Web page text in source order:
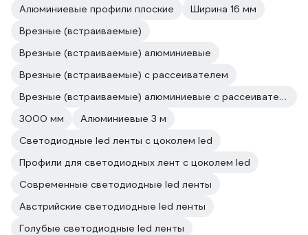
Алюминиевые профили плоские
Ширина 16 мм
Врезные (встраиваемые)
Врезные (встраиваемые) алюминиевые
Врезные (встраиваемые) с рассеивателем
Врезные (встраиваемые) алюминиевые с рассеивателем
3000 мм
Алюминиевые 3 м
Светодиодные led ленты с цоколем led
Профили для светодиодных лент с цоколем led
Современные светодиодные led ленты
Австрийские светодиодные led ленты
Голубые светодиодные led ленты